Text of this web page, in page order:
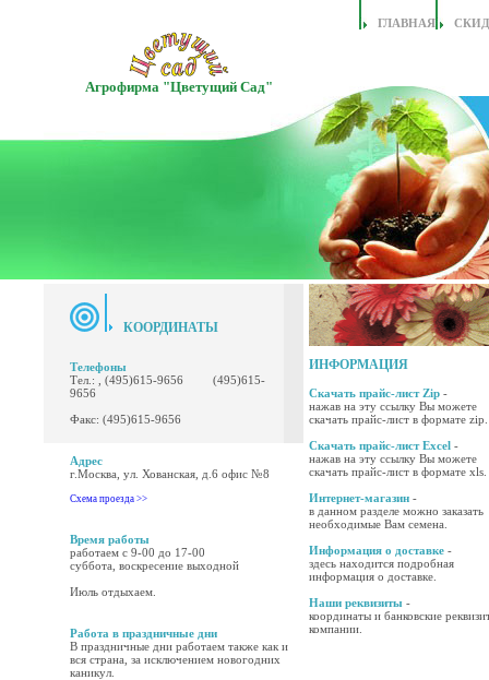
Агрофирма "Цветущий Сад"
ГЛАВНАЯ
КООРДИНАТЫ
Телефоны
Тел.: , (495)615-9656 (495)615-
9656
Факс: (495)615-9656
Адрес
г.Москва, ул. Хованская, д.6 офис №8
Схема проезда >>
Время работы
работаем с 9-00 до 17-00
суббота, воскресение выходной
Июль отдыхаем.
Работа в праздничные дни
В праздничные дни работаем также как и
вся страна, за исключением новогодних
каникул.
ИНФОРМАЦИЯ
Скачать прайс-лист Zip -
нажав на эту ссылку Вы можете
скачать прайс-лист в формате zip.
Скачать прайс-лист Excel -
нажав на эту ссылку Вы можете
скачать прайс-лист в формате xls.
Интернет-магазин -
в данном разделе можно заказать
необходимые Вам семена.
Информация о доставке -
здесь находится подробная
информация о доставке.
Наши реквизиты -
координаты и банковские
компании.